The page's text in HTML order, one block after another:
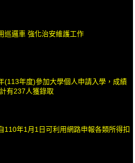
巡邏車 強化治安維護工作
(113年度)參加大學個人申請入學，成績
有237人獲錄取
110年1月1日可利用網路申報各類所得扣